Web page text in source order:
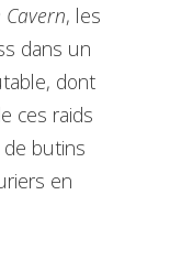
, les
dans un
dont
ces raids
de butins
en